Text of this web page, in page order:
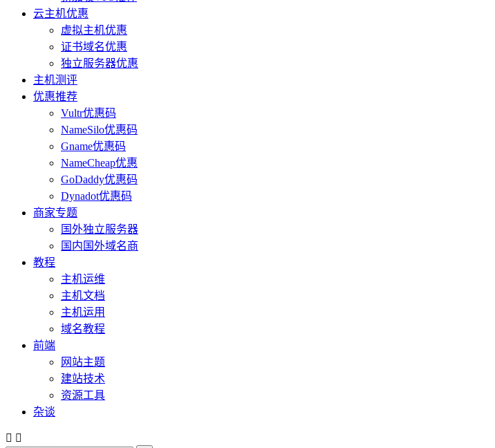
云主机优惠
虚拟主机优惠
证书域名优惠
独立服务器优惠
主机测评
优惠推荐
Vultr优惠码
NameSilo优惠码
Gname优惠码
NameCheap优惠
GoDaddy优惠码
Dynadot优惠码
商家专题
国外独立服务器
国内国外域名商
教程
主机运维
主机文档
主机运用
域名教程
前端
网站主题
建站技术
资源工具
杂谈
 